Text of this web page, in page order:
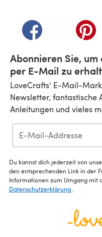
(öffnet sich in
Abonnieren Sie, um
per E-Mail zu
LoveCrafts' E-Mail-
Newsletter, fantastische
Anleitungen und vieles
Du kannst dich jederzeit von
den entsprechenden Link in der
Informationen zum Umgang mit
Datenschutzerklärung